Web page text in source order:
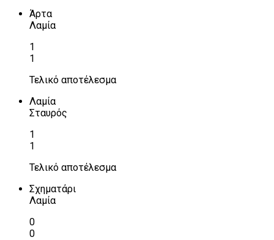
Άρτα
Λαμία
1
1
Τελικό αποτέλεσμα
Λαμία
Σταυρός
1
1
Τελικό αποτέλεσμα
Σχηματάρι
Λαμία
0
0